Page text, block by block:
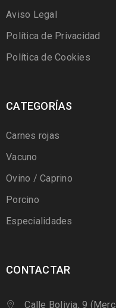
Aviso Legal
Política de Privacidad
Política de Cookies
CATEGORÍAS
Carnes rojas
Vacuno
Ovino / Caprino
Porcino
Especialidades
CONTACTAR
Calle Bolivia, 9